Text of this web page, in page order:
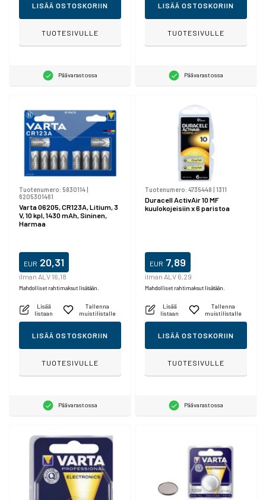
LISÄÄ OSTOSKORIIN
TUOTESIVULLE
Päävarastossa
LISÄÄ OSTOSKORIIN
TUOTESIVULLE
Päävarastossa
Tuotenumero: 5830114|
6205301461
Varta 06205, CR123A, Litium, 3
V, 10 kpl, 1430 mAh, Sininen,
Harmaa
EUR 20,31
ilman ALV 16,18
Mahdolliset rahtimaksut lisätään.
Lisää
listaan
Tallenna
muistilistalle
LISÄÄ OSTOSKORIIN
TUOTESIVULLE
Päävarastossa
Tuotenumero: 4735448 | 1311
Duracell ActivAir 10 MF
kuulokojeisiin x 6 paristoa
EUR 7,89
ilman ALV 6,29
Mahdolliset rahtimaksut lisätään.
Lisää
listaan
Tallenna
muistilistalle
LISÄÄ OSTOSKORIIN
TUOTESIVULLE
Päävarastossa